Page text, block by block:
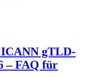
gTLD-
– FAQ für